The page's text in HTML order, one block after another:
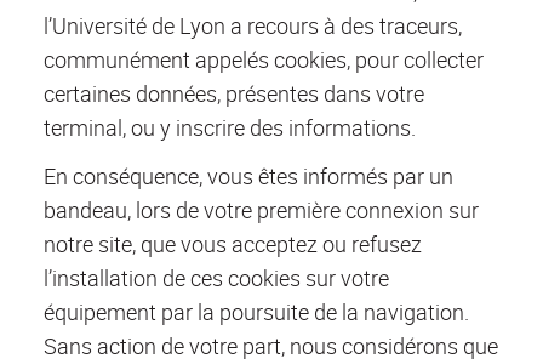
l’Université de Lyon a recours à des traceurs,
communément appelés cookies, pour collecter
certaines données, présentes dans votre
terminal, ou y inscrire des informations.
En conséquence, vous êtes informés par un
bandeau, lors de votre première connexion sur
notre site, que vous acceptez ou refusez
l’installation de ces cookies sur votre
équipement par la poursuite de la navigation.
Sans action de votre part, nous considérons que